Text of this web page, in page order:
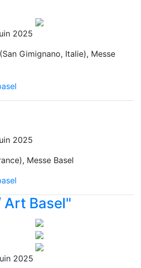
2025
Gimignano, Italie), Messe
2025
Messe Basel
Basel"
2025